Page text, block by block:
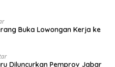
Buka Lowongan Kerja ke
Diluncurkan Pemprov Jabar